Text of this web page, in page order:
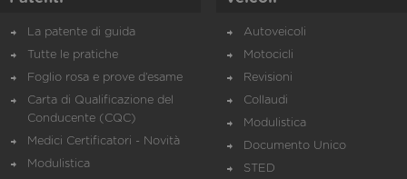
La patente di guida
Tutte le pratiche
Foglio rosa e prove d’esame
Carta di Qualificazione del
Conducente (CQC)
Medici Certificatori - Novità
Modulistica
Autoveicoli
Motocicli
Revisioni
Collaudi
Modulistica
Documento Unico
STED